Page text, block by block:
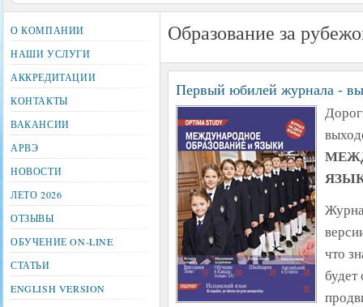
Образование за
Первый юбилей журнала -
что
О КОМПАНИИ
НАШИ УСЛУГИ
АККРЕДИТАЦИИ
КОНТАКТЫ
ВАКАНСИИ
АРВЭ
НОВОСТИ
ЛЕТО 2026
ОТЗЫВЫ
ОБУЧЕНИЕ ON-LINE
СТАТЬИ
ENGLISH VERSION